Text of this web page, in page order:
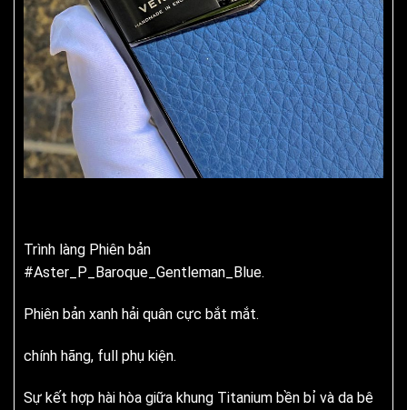
Trình làng Phiên bản
#Aster_P_Baroque_Gentleman_Blue.
Phiên bản xanh hải quân cực bắt mắt.
chính hãng, full phụ kiện.
Sự kết hợp hài hòa giữa khung Titanium bền bỉ và da bê